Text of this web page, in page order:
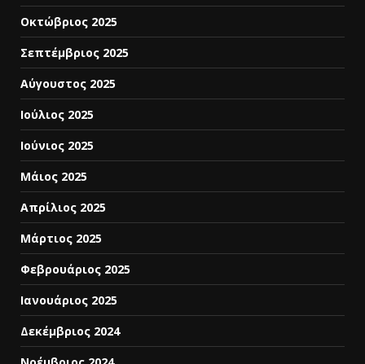
Οκτώβριος 2025
Σεπτέμβριος 2025
Αύγουστος 2025
Ιούλιος 2025
Ιούνιος 2025
Μάιος 2025
Απρίλιος 2025
Μάρτιος 2025
Φεβρουάριος 2025
Ιανουάριος 2025
Δεκέμβριος 2024